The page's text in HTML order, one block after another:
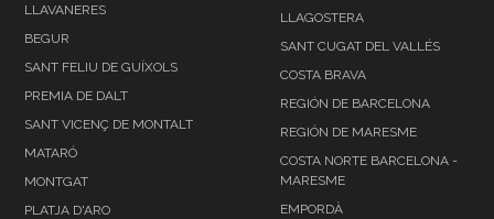
LLAVANERES
BEGUR
SANT FELIU DE GUÍXOLS
PREMIA DE DALT
SANT VICENÇ DE MONTALT
MATARÓ
MONTGAT
PLATJA D'ARO
LLAGOSTERA
SANT CUGAT DEL VALLÉS
COSTA BRAVA
REGIÓN DE BARCELONA
REGIÓN DE MARESME
COSTA NORTE BARCELONA -
MARESME
EMPORDÀ